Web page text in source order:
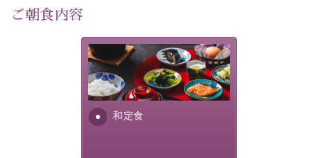
・就寝用パジャマをご用意
・館内フリーWi-Fi
・チェックイン15時、チェックアウト10時
ご朝食内容
和定食
さっぱりとした和食膳に使わ
れる食材は、諏訪の名産品を
ふんだんに取り入れ、安心・
安全を心掛けた長野県産...